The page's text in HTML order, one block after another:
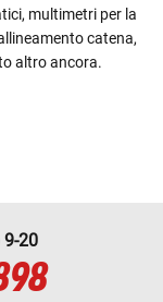
multimetri per la
catena,
altro ancora.
9-20